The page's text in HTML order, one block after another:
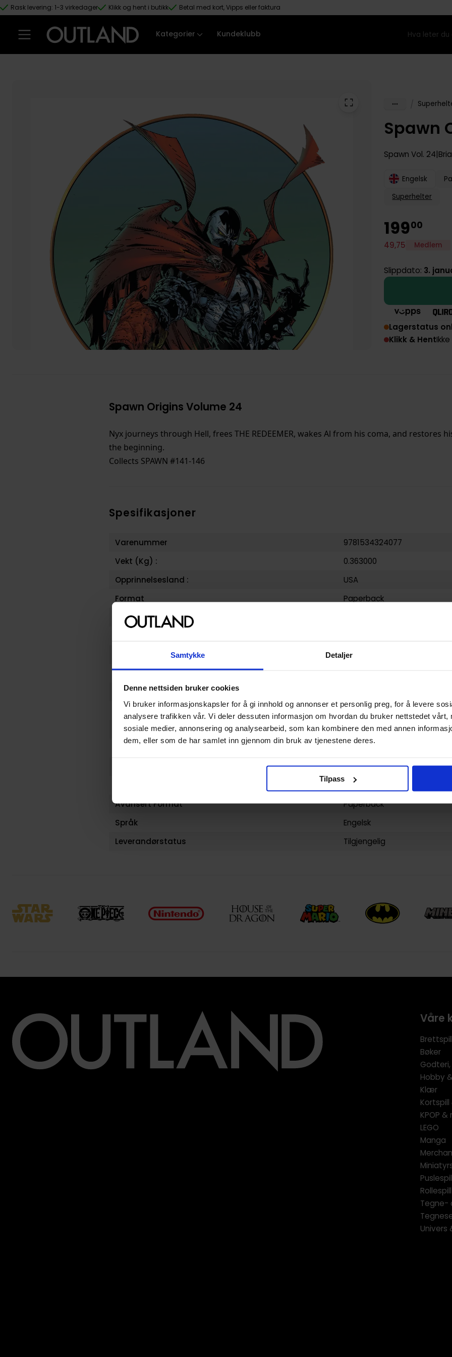
Samtykke Detaljer
Denne nettsiden bruker cookies
Vi bruker informasjonskapsler for å gi innhold og annonser et personlig preg, for å levere
analysere trafikken vår. Vi deler dessuten informasjon om hvordan du bruker nettstedet vårt,
sosiale medier, annonsering og analysearbeid, som kan kombinere den med annen
dem, eller som de har samlet inn gjennom din bruk av tjenestene deres.
Tilpass
Hopp til hovedinnhold
Rask levering: 1-3 virkedager Klikk og hent i butikk Betal med kort, Vipps eller faktura
Kategorier Kundeklubb
Spawn
Spawn Vol. 24
Engelsk
Superhelter
19900
49,75 Medlem
Slippdato: 3.
Lagerstatus
Klikk & Hent
Spawn Origins Volume 24
Nyx journeys through Hell, frees THE REDEEMER, wakes Al from his coma, and restores
the beginning.
Collects SPAWN #141-146
Spesifikasjoner
Varenummer
9781534324077
Vekt (Kg) :
0.363000
Opprinnelsesland :
USA
Format
Paperback
Serie
Horror og Grøss
Illustratør
Antall Sider
Utgiver
Image Comics
Lanseringsdato (dd.mm.yyyy)
03.01.2023
Volum
Voksen
Greg Capullo
Avansert Format
Paperback
Språk
Engelsk
Leverandørstatus
Tilgjengelig
Våre
Brettspill
Bøker
Hobby
Klær
KPOP &
LEGO
Manga
Rollespill
Tegne-
Univers